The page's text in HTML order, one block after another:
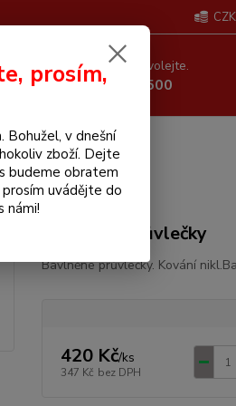
Nevíte si rady? Zavolejte.
+420 605 255 500
Bavlněné průvlečky
Bavlněné průvlečky. Kování
420 Kč/ks
347 Kč bez DPH
prosím,
Bohužel, v dnešní
zboží. Dejte
budeme obratem
uvádějte do
námi!